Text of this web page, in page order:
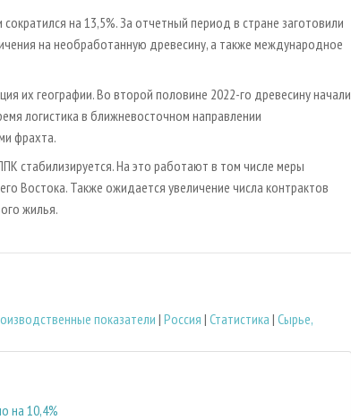
на 13,5%. За отчетный период в стране заготовили
на необработанную древесину, а также международное
их географии. Во второй половине 2022-го древесину начали
логистика в ближневосточном направлении
фрахта.
стабилизируется. На это работают в том числе меры
Востока. Также ожидается увеличение числа контрактов
жилья.
показатели| Россия | Статистика | Сырье,
на 10,4%